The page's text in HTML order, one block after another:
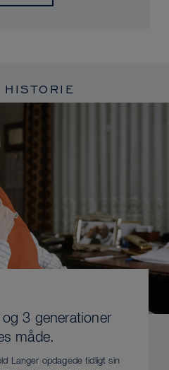
og 3 generationer
måde.
Langer opdagede tidligt sin